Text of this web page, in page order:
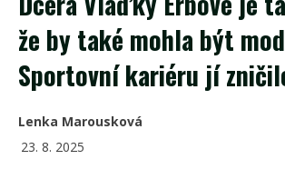
že by také mohla být
Sportovní kariéru jí
Lenka Marousková
23. 8. 2025